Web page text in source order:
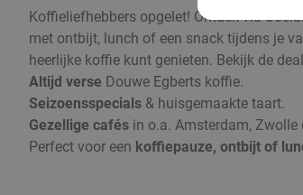
Koffieliefhebbers opgelet! Ontdek via
met ontbijt, lunch of een snack tijdens je
heerlijke koffie kunt genieten. Bekijk de
Altijd verse Douwe Egberts koffie.
Seizoensspecials & huisgemaakte taart.
Gezellige cafés in o.a. Amsterdam, Zwolle
Perfect voor een koffiepauze, ontbijt of